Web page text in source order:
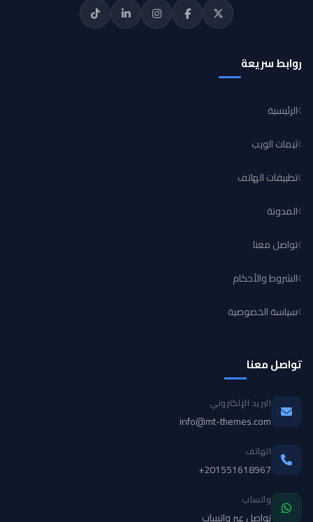
روابط سريعة
الرئيسية
ثيمات الويب
تطبيقات الهاتف
المدونة
تواصل معنا
الشروط والأحكام
سياسة الخصوصية
تواصل معنا
البريد الإلكتروني
info@mt-themes.com
الهاتف
+201551618967
واتساب
تواصل عبر واتساب